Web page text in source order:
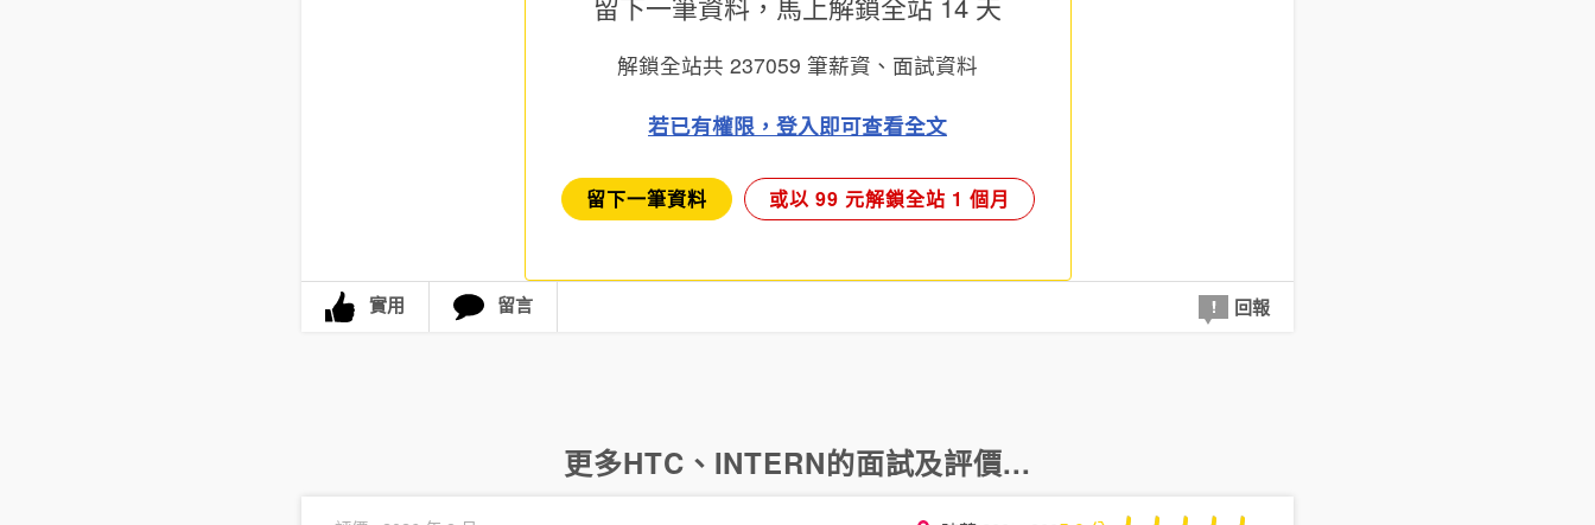
解鎖全站共 237059 筆薪資、面試資料
若已有權限，登入即可查看全文
留下一筆資料 或以 99 元解鎖全站 1 個月
實用 留言 回報
更多HTC 、 INTERN的面試及評價...